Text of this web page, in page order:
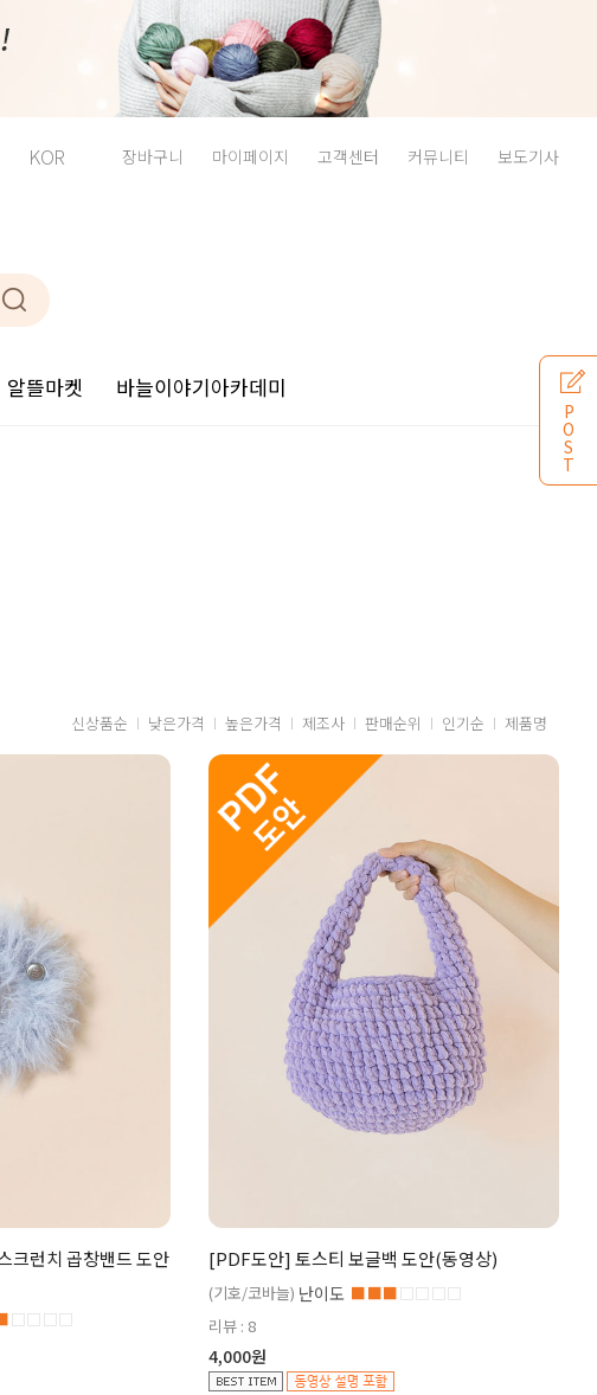
KOR 장바구니 마이페이지 고객센터 커뮤니티 보도기사
알뜰마켓 바늘이야기아카데미
신상품순 낮은가격 높은가격 제조사 판매순위 인기순 제품명
크런치 곱창밴드 도안
□□□□
[PDF도안] 토스티 보글백 도안(동영상)
(기호/코바늘) 난이도 ■■■□□□□
리뷰 : 8
4,000원
P
O
S
T